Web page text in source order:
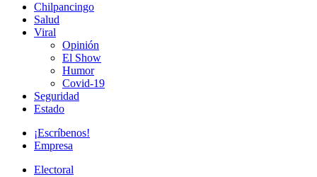
Chilpancingo
Salud
Viral
Opinión
El Show
Humor
Covid-19
Seguridad
Estado
¡Escríbenos!
Empresa
Electoral